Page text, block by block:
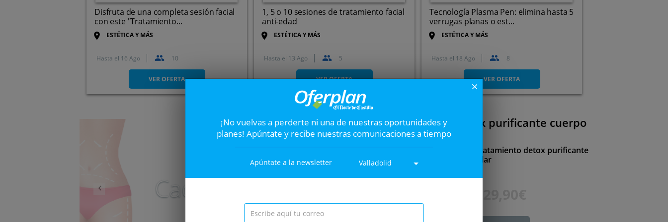
Disfruta de una completa sesión facial
con este "Tratamiento...
ESTÉTICA Y MÁS
Paseo de Zorrilla, 119, 47008.
Valladolid.
Hasta el 16 Ago 10
VER OFERTA
1, 5 o 10 sesiones de tratamiento facial
anti-edad
ESTÉTICA Y MÁS
Paseo de Zorrilla, 119, 47008.
Valladolid.
Hasta el 13 Ago 5
VER OFERTA
Tecnología Plasma Pen: elimina hasta 5
verrugas planas o est...
ESTÉTICA Y MÁS
Paseo de Zorrilla, 119, 47008.
Valladolid.
Hasta el 18 Ago 8
VER OFERTA
Caducada
Anterior SiguienteCompleto tratamiento detox purificante cuerpo
entero
Purifica tu cuerpo con este completo tratamiento detox purificante
con sauna o masaje + presoterapia ocular
close
¡No vuelvas a perderte ni una de nuestras oportunidades y
planes! Apúntate y recibe nuestras comunicaciones a tiempo
Apúntate a la newsletter Valladolid